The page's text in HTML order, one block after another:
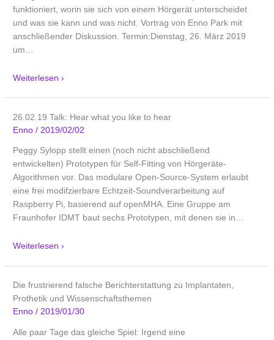
funktioniert, worin sie sich von einem Hörgerät unterscheidet
und was sie kann und was nicht. Vortrag von Enno Park mit
anschließender Diskussion. Termin:Dienstag, 26. März 2019
um
Weiterlesen ›
26.02.19 Talk: Hear what you like to hear
Enno/ 2019/02/02
Peggy Sylopp stellt einen (noch nicht abschließend
entwickelten) Prototypen für Self-Fitting von Hörgeräte-
Algorithmen vor. Das modulare Open-Source-System erlaubt
eine frei modifzierbare Echtzeit-Soundverarbeitung auf
Raspberry Pi, basierend auf openMHA. Eine Gruppe am
Fraunhofer IDMT baut sechs Prototypen, mit denen sie in …
Weiterlesen ›
Die frustrierend falsche Berichterstattung zu Implantaten,
Prothetik und Wissenschaftsthemen
Enno/2019/01/30
Alle paar Tage das gleiche Spiel: Irgend eine